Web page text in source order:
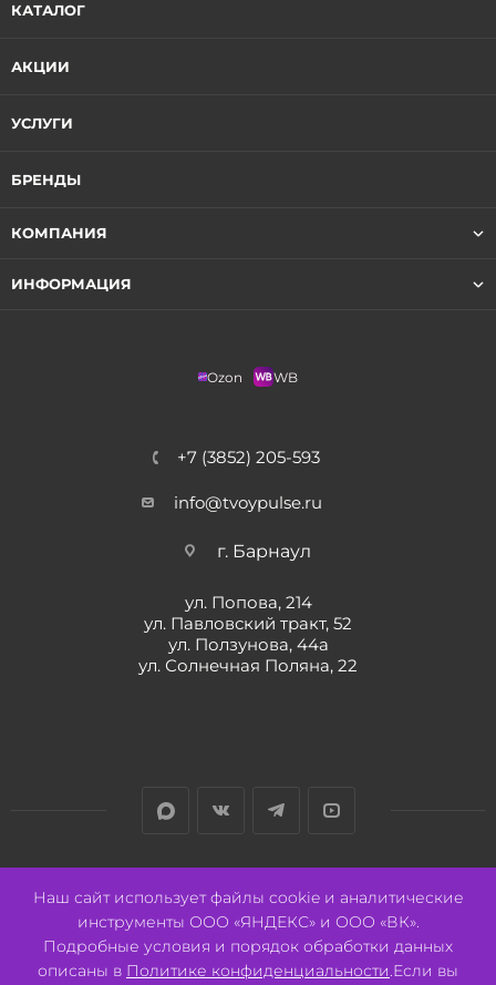
КАТАЛОГ
АКЦИИ
УСЛУГИ
БРЕНДЫ
КОМПАНИЯ
ИНФОРМАЦИЯ
Ozon WB
+7 (3852) 205-593
info@tvoypulse.ru
г. Барнаул
ул. Попова, 214
ул. Павловский тракт, 52
ул. Ползунова, 44а
ул. Солнечная Поляна, 22
Разработано:Авалон
Наш сайт использует файлы cookie и аналитические
инструменты ООО «ЯНДЕКС» и ООО «ВК».
Подробные условия и порядок обработки данных
описаны в Политике конфиденциальности.Если вы